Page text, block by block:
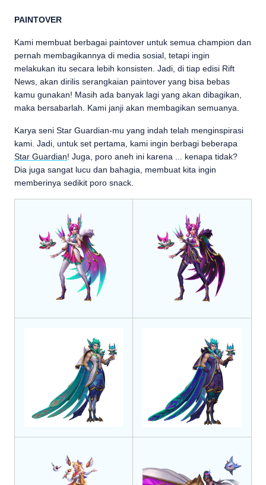
PAINTOVER
Kami membuat berbagai paintover untuk semua champion dan
pernah membagikannya di media sosial, tetapi ingin
melakukan itu secara lebih konsisten. Jadi, di tiap edisi Rift
News, akan dirilis serangkaian paintover yang bisa bebas
kamu gunakan! Masih ada banyak lagi yang akan dibagikan,
maka bersabarlah. Kami janji akan membagikan semuanya.
Karya seni Star Guardian-mu yang indah telah menginspirasi
kami. Jadi, untuk set pertama, kami ingin berbagi beberapa
Star Guardian! Juga, poro aneh ini karena ... kenapa tidak?
Dia juga sangat lucu dan bahagia, membuat kita ingin
memberinya sedikit poro snack.